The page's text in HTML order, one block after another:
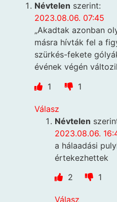
Névtelen szerint:
2023.08.06. 07:45
„Akadtak azonban
másra hívták fel a
szürkés-fekete
évének végén
1
1
Válasz
Névtelen
2023.08.06.
a hálaadási
értekezhettek
2
1
Válasz